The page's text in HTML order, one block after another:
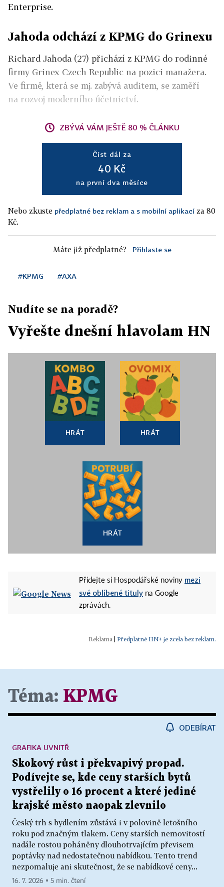
Enterprise.
Jahoda odchází z KPMG do Grinexu
Richard Jahoda (27) přichází z KPMG do rodinné
firmy Grinex Czech Republic na pozici manažera.
Ve firmě, která se mj. zabývá auditem, se zaměří
na rozvoj moderního účetnictví.
ZBÝVÁ VÁM JEŠTĚ 80 % ČLÁNKU
Číst dál za
40 Kč
na první dva měsíce
Nebo zkuste předplatné bez reklam a s mobilní aplikací za 80
Kč.
Máte již předplatné? Přihlaste se
#KPMG #AXA
Nudíte se na poradě?
Vyřešte dnešní hlavolam HN
HRÁT HRÁT
HRÁT
Přidejte si Hospodářské noviny mezi
své oblíbené tituly na Google
zprávách.
Předplatné HN+ je zcela bez reklam.
Téma: KPMG
ODEBÍRAT
Skokový růst i překvapivý propad.
Podívejte se, kde ceny starších bytů
vystřelily o 16 procent a které jediné
krajské město naopak zlevnilo
Český trh s bydlením zůstává i v polovině letošního
roku pod značným tlakem. Ceny starších nemovitostí
nadále rostou poháněny dlouhotrvajícím převisem
poptávky nad nedostatečnou nabídkou. Tento trend
nezpomaluje ani skutečnost, že se nabídkové ceny...
GRAFIKA UVNITŘ
16. 7. 2026 ▪ 5 min. čtení